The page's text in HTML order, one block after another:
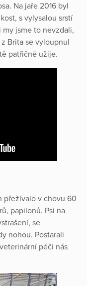
Na jaře 2016 byl
s vylysalou srstí
jsme to nevzdali,
Brita se vyloupnul
patřičně užije.
přežívalo v chovu 60
papilonů. Psi na
se
nohou. Postarali
péči nás